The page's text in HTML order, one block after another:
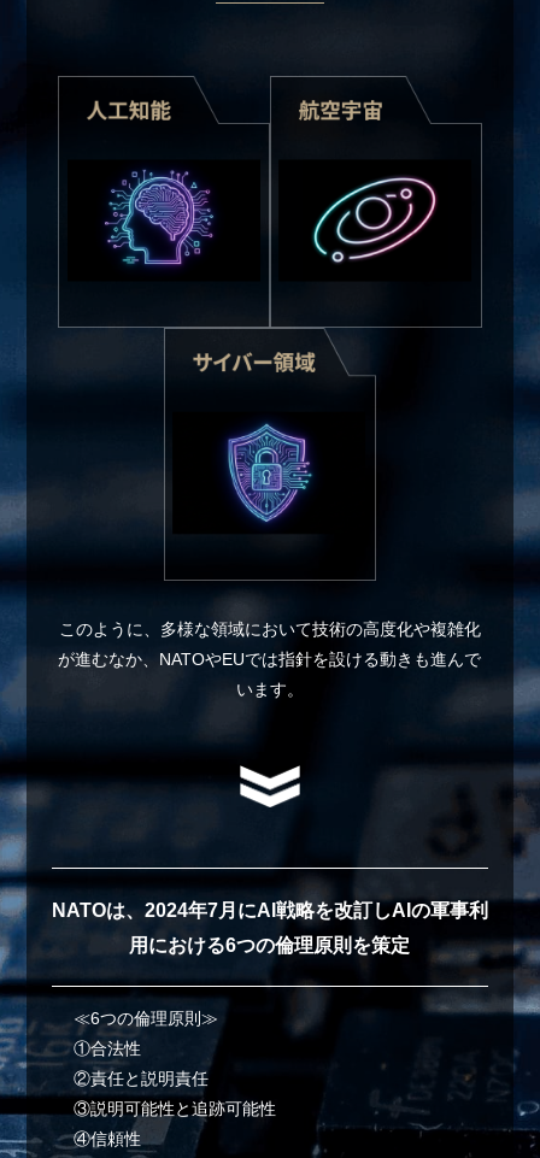
このように、多様な領域において技術の高度化や複雑化
が進むなか、 NATOやEUでは指針を設ける動きも進んで
います。
NATOは、2024年7月にAI戦略を改訂しAIの軍事利
用における6つの倫理原則を策定
≪6つの倫理原則≫
①合法性
②責任と説明責任
③説明可能性と追跡可能性
④信頼性